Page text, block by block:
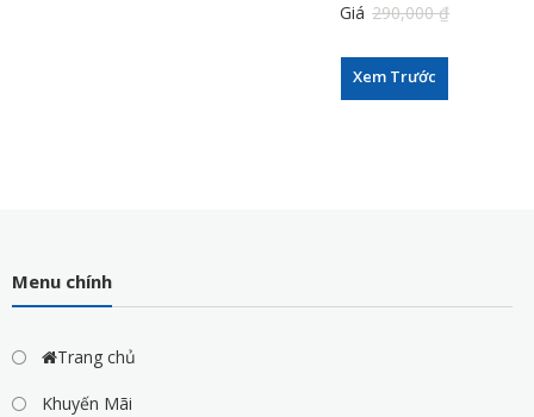
Giá 290,000₫
Xem Trước
Menu chính
Trang chủ
Khuyến Mãi